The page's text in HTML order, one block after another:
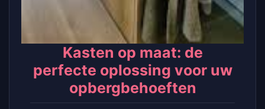
Kasten op maat: de
perfecte oplossing voor uw
opbergbehoeften